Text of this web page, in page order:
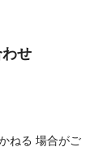
せ
ねる 場合がご